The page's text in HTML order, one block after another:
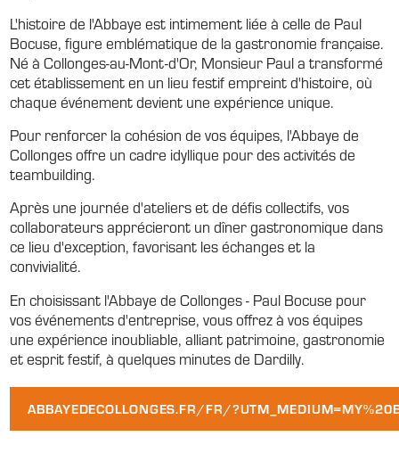
L'histoire de l'Abbaye est intimement liée à celle de Paul
Bocuse, figure emblématique de la gastronomie française.
Né à Collonges-au-Mont-d'Or, Monsieur Paul a transformé
cet établissement en un lieu festif empreint d'histoire, où
chaque événement devient une expérience unique.
Pour renforcer la cohésion de vos équipes, l'Abbaye de
Collonges offre un cadre idyllique pour des activités de
teambuilding.
Après une journée d'ateliers et de défis collectifs, vos
collaborateurs apprécieront un dîner gastronomique dans
ce lieu d'exception, favorisant les échanges et la
convivialité.
En choisissant l'Abbaye de Collonges - Paul Bocuse pour
vos événements d'entreprise, vous offrez à vos équipes
une expérience inoubliable, alliant patrimoine, gastronomie
et esprit festif, à quelques minutes de Dardilly.
ABBAYEDECOLLONGES.FR/FR/